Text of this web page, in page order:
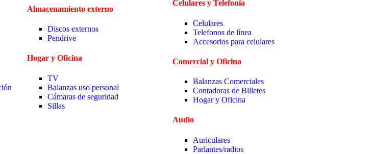
Almacenamiento externo
Discos externos
Pendrive
Hogar y Oficina
TV
Balanzas uso personal
Cámaras de seguridad
Sillas
Celulares y Telefonía
Celulares
Telefonos de línea
Accesorios para celulares
Comercial y Oficina
Balanzas Comerciales
Contadoras de Billetes
Hogar y Oficina
Audio
Auriculares
Parlantes/radios